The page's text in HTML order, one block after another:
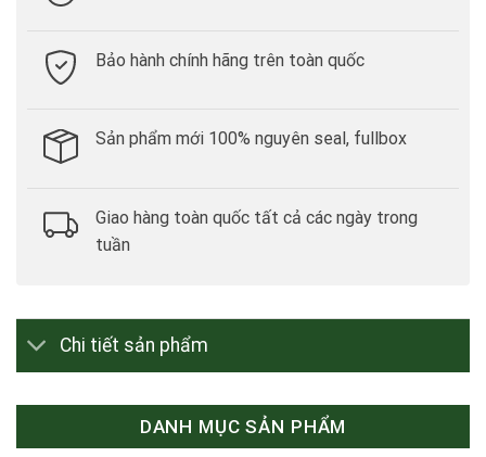
Bảo hành chính hãng trên toàn quốc
Sản phẩm mới 100% nguyên seal, fullbox
Giao hàng toàn quốc tất cả các ngày trong
tuần
Chi tiết sản phẩm
DANH MỤC SẢN PHẨM